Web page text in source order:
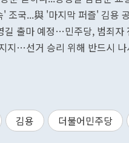
' 조국...與 '마지막 퍼즐' 김용
길 출마 예정…민주당, 범죄자
지…선거 승리 위해 반드시
김용 더불어민주당